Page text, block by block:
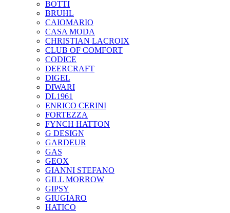
BOTTI
BRUHL
CAIOMARIO
CASA MODA
CHRISTIAN LACROIX
CLUB OF COMFORT
CODICE
DEERCRAFT
DIGEL
DIWARI
DL1961
ENRICO CERINI
FORTEZZA
FYNCH HATTON
G DESIGN
GARDEUR
GAS
GEOX
GIANNI STEFANO
GILL MORROW
GIPSY
GIUGIARO
HATICO